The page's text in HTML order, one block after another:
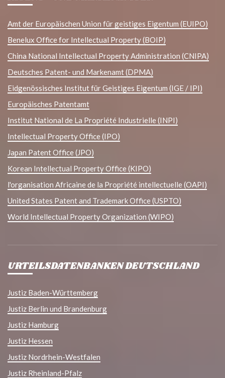
Amt der Europäischen Union für geistiges Eigentum (EUIPO)
Benelux Office for Intellectual Property (BOIP)
China National Intellectual Property Administration (CNIPA)
Deutsches Patent- und Markenamt (DPMA)
Eidgenössisches Institut für Geistiges Eigentum (IGE / IPI)
Europäisches Patentamt
Institut National de La Propriété Industrielle (INPI)
Intellectual Property Office (IPO)
Japan Patent Office (JPO)
Korean Intellectual Property Office (KIPO)
l'organisation Africaine de la Propriété intellectuelle (OAPI)
United States Patent and Trademark Office (USPTO)
World Intellectual Property Organization (WIPO)
URTEILSDATENBANKEN DEUTSCHLAND
Justiz Baden-Württemberg
Justiz Berlin und Brandenburg
Justiz Hamburg
Justiz Hessen
Justiz Nordrhein-Westfalen
Justiz Rheinland-Pfalz